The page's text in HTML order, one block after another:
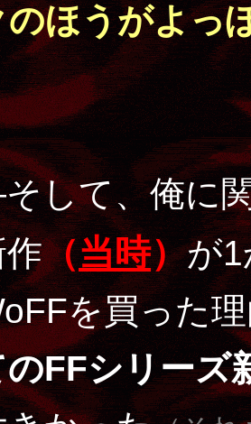
ほうがよっ
て、俺に関
（当時）が1
を買った
FFシリーズ